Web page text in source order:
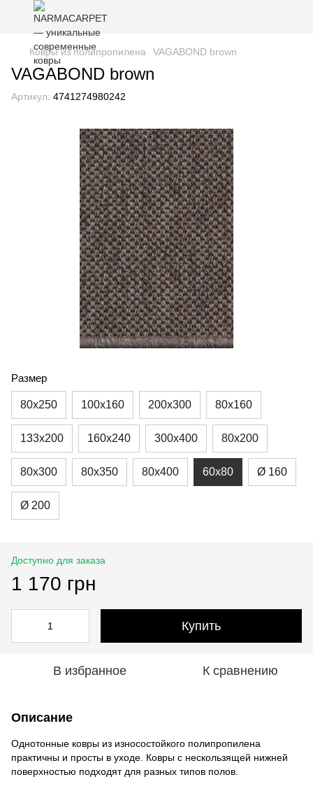
Ковры из полипропилена VAGABOND brown
VAGABOND brown
Артикул: 4741274980242
Размер
80x250 100x160 200x300 80x160
133x200 160x240 300x400 80x200
80x300 80x350 80x400 60x80 Ø 160
Ø 200
Доступно для заказа
1 170 грн
Купить
В избранное К сравнению
Описание
Однотонные ковры из износостойкого полипропилена
практичны и просты в уходе. Ковры с нескользящей нижней
поверхностью подходят для разных типов полов.